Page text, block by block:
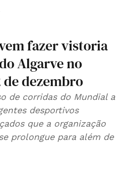
fazer vistoria
Algarve no
dezembro
de corridas do Mundial a
desportivos
que a organização
prolongue para além de